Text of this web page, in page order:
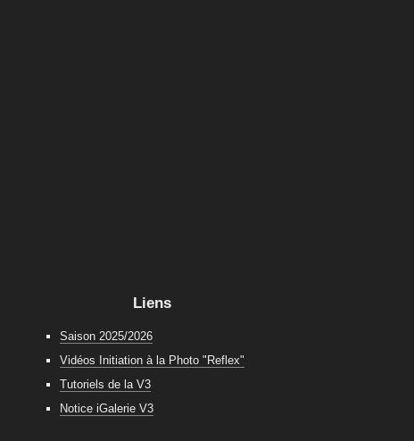
Liens
Saison 2025/2026
Vidéos Initiation à la Photo "Reflex"
Tutoriels de la V3
Notice iGalerie V3